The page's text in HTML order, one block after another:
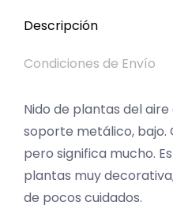
Descripción
Condiciones de Envío
Nido de plantas del aire
soporte metálico, bajo.
pero significa mucho.
plantas muy
de pocos cuidados.